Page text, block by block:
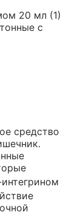
20 мл (1)
с
средство